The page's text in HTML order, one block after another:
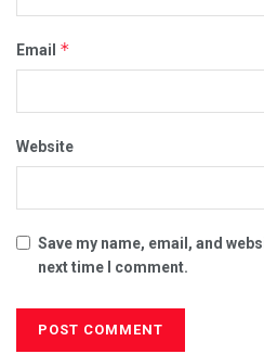
Email *
Website
Save my name, email, and
next time I comment.